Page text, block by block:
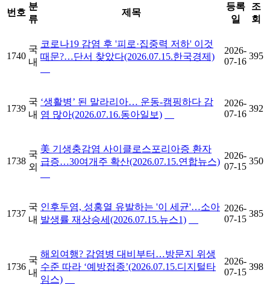
번호
분
류
제목
등록
일
조
회
1740
국
내
코로나19 감염 후 '피로·집중력 저하' 이것
때문?…단서 찾았다(2026.07.15.한국경제)
2026-
07-16
395
1739
국
내
‘생활병’ 된 말라리아… 운동-캠핑하다 감
염 많아(2026.07.16.동아일보)
2026-
07-16
392
1738
국
외
美 기생충감염 사이클로스포리아증 환자
급증…30여개주 확산(2026.07.15.연합뉴스)
2026-
07-15
350
1737
국
내
인후두염, 성홍열 유발하는 '이 세균'…소아
발생률 재상승세(2026.07.15.뉴스1)
2026-
07-15
385
1736
국
내
해외여행? 감염병 대비부터…방문지 위생
수준 따라 ‘예방접종’(2026.07.15.디지털타
임스)
2026-
07-15
398